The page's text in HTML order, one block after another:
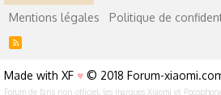
Mentions légales
Politique de
R
Made with XF ♥ © 2018 Forum-
Forum de fans non officiel, les marques Xiaomi et